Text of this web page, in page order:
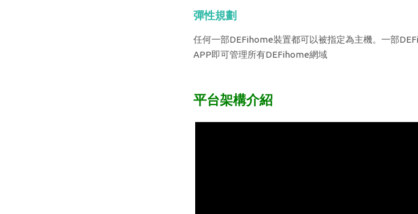
彈性規劃
任何一部DEFihome裝置都可以被指定為主機。一部
APP即可管理所有DEFihome網域
平台架構介紹